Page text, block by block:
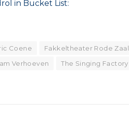
in Bucket List:
Coene
Fakkeltheater Rode Zaal
Verhoeven
The Singing Factory